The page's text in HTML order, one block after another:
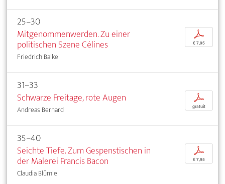
25–30
Mitgenommenwerden. Zu einer
politischen Szene Célines
Friedrich Balke
p
€ 7,95
31–33
Schwarze Freitage, rote Augen
Andreas Bernard
p
gratuit
35–40
Seichte Tiefe. Zum Gespenstischen in
der Malerei Francis Bacon
Claudia Blümle
p
€ 7,95